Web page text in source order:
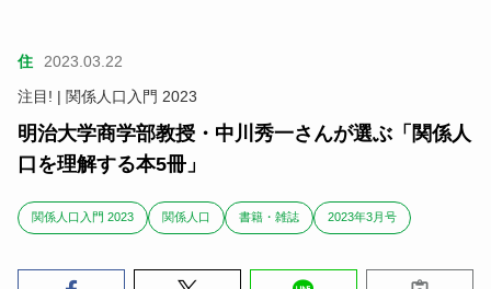
住
2023.03.22
注目! | 関係人口入門 2023
明治大学商学部教授・中川秀一さんが選ぶ「関係人
口を理解する本5冊」
関係人口入門 2023 関係人口 書籍・雑誌 2023年3月号